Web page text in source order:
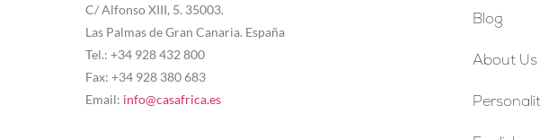
C/ Alfonso XIII, 5. 35003.
Las Palmas de Gran Canaria. España
Tel.: +34 928 432 800
Fax: +34 928 380 683
Email: info@casafrica.es
Blog
About Us